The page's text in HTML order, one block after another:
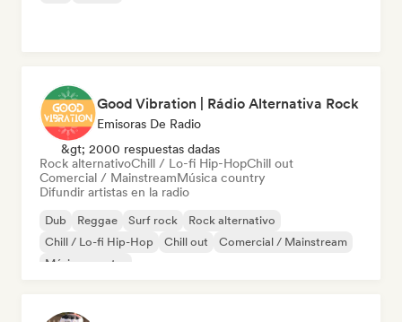
Good Vibration | Rádio Alternativa Rock
Emisoras De Radio
&gt; 2000 respuestas dadas
Rock alternativoChill / Lo-fi Hip-HopChill out
Comercial / MainstreamMúsica country
Difundir artistas en la radio
Dub Reggae Surf rock
Rock alternativo
Chill / Lo-fi Hip-Hop
Chill out
Comercial / Mainstream
Música country